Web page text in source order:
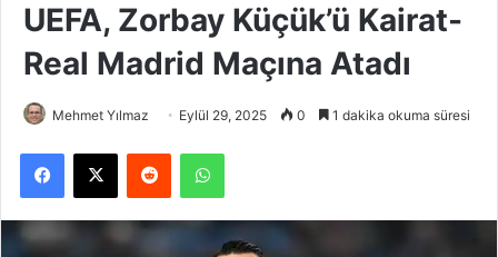
UEFA, Zorbay Küçük’ü Kairat-
Real Madrid Maçına Atadı
Mehmet Yılmaz Eylül 29, 2025 0 1 dakika okuma süresi
Facebook
X Reddit WhatsApp